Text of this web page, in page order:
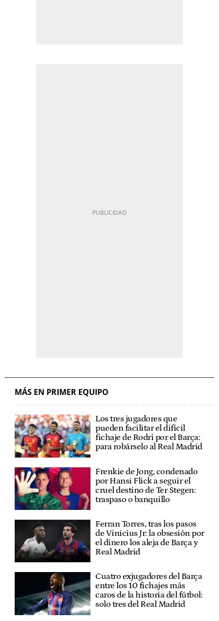
MÁS EN PRIMER EQUIPO
Los tres jugadores que
pueden facilitar el difícil
fichaje de Rodri por el Barça:
para robárselo al Real Madrid
Frenkie de Jong, condenado
por Hansi Flick a seguir el
cruel destino de Ter Stegen:
traspaso o banquillo
Ferran Torres, tras los pasos
de Vinicius Jr: la obsesión por
el dinero los aleja de Barça y
Real Madrid
Cuatro exjugadores del Barça
entre los 10 fichajes más
caros de la historia del fútbol:
solo tres del Real Madrid